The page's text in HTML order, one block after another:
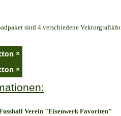
sind 4 verschiedene
×
×
Verein "Eisenwerk Favoriten"